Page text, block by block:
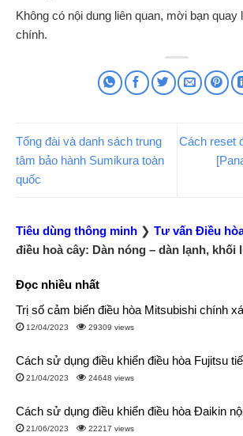
Không có nội dung liên quan, mời bạn quay
chính.
Tổng đài và danh sách trung
tâm bảo hành Sumikura toàn
quốc
Cách reset
Tiêu dùng thông minh ❯ Tư vấn Điều
điều hoà cây: Dàn nóng – dàn lạnh, khối
Đọc nhiều nhất
Trị số cảm biến điều hòa Mitsubishi chính
12/04/2023 29309 views
Cách sử dụng điều khiển điều hòa Fujitsu
21/04/2023 24648 views
Cách sử dụng điều khiển điều hòa Đaikin
21/06/2023 22217 views